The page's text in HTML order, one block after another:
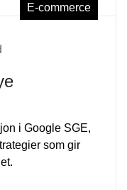
E-commerce
i Google SGE,
som gir